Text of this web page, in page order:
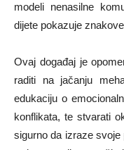
modeli nenasilne
dijete pokazuje
Ovaj događaj je
raditi na jačanju
edukaciju o
konflikata, te stvarati
sigurno da izraze